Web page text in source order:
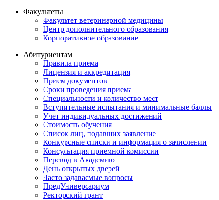
Факультеты
Факультет ветеринарной медицины
Центр дополнительного образования
Корпоративное образование
Абитуриентам
Правила приема
Лицензия и аккредитация
Прием документов
Сроки проведения приема
Специальности и количество мест
Вступительные испытания и минимальные баллы
Учет индивидуальных достижений
Стоимость обучения
Список лиц, подавших заявление
Конкурсные списки и информация о зачислении
Консультация приемной комиссии
Перевод в Академию
День открытых дверей
Часто задаваемые вопросы
ПредУниверсариум
Ректорский грант